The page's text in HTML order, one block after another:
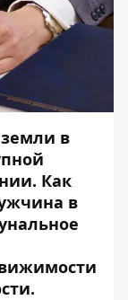
земли в
Как
в